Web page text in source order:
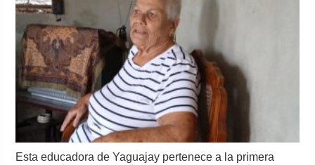
Esta educadora de Yaguajay pertenece a la primera